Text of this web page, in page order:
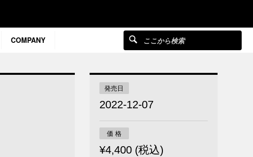
COMPANY
発売日
2022-12-07
価 格
¥4,400 (税込)